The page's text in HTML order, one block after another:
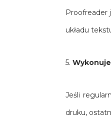
Proofreader
układu
5.
Jeśli
druku,